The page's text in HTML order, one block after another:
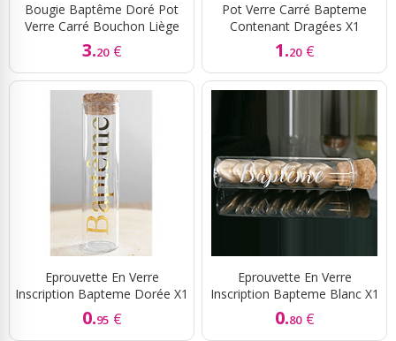
Bougie Baptême Doré Pot
Verre Carré Bouchon Liège
3.20 €
Pot Verre Carré Bapteme
Contenant Dragées X1
1.20 €
Eprouvette En Verre
Inscription Bapteme Dorée X1
0.95 €
Eprouvette En Verre
Inscription Bapteme Blanc X1
0.80 €